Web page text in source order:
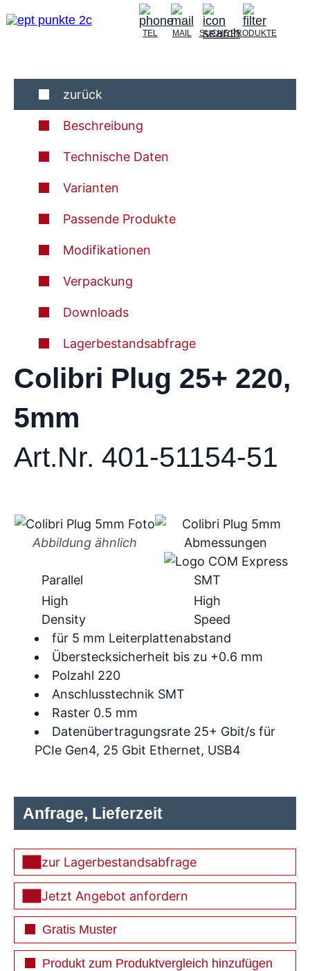
TEL MAIL SUCHEPRODUKTE
zurück
Beschreibung
Technische Daten
Varianten
Passende Produkte
Modifikationen
Verpackung
Downloads
Lagerbestandsabfrage
Colibri Plug 25+ 220,
5mm
Art.Nr. 401-51154-51
Abbildung ähnlich
für 5 mm Leiterplattenabstand
Überstecksicherheit bis zu +0.6 mm
Polzahl 220
Anschlusstechnik SMT
Raster 0.5 mm
Datenübertragungsrate 25+ Gbit/s für
PCIe Gen4, 25 Gbit Ethernet, USB4
Parallel
SMT
High
Density
High
Speed
Anfrage, Lieferzeit
zur Lagerbestandsabfrage
Jetzt Angebot anfordern
Gratis Muster
Produkt zum Produktvergleich hinzufügen